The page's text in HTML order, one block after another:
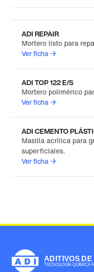
ADI REPAIR
Mortero listo para
Ver ficha →
ADI TOP 122 E/S
Mortero polimérico
Ver ficha →
ADI CEMENTO
Masilla acrílica para
superficiales.
Ver ficha →